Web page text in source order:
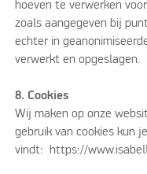
hoeven te verwerken
zoals aangegeven bij
echter in
verwerkt en opgeslagen.
8. Cookies
Wij maken op onze
gebruik van cookies kun
vindt: https://